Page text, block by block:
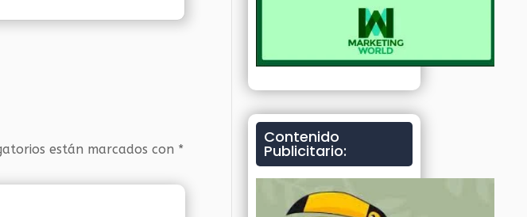
están marcados con *
Contenido
Publicitario: